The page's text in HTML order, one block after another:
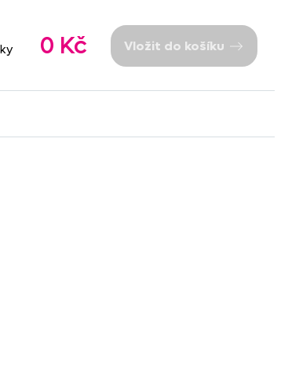
0 Kč Vložit do košíku